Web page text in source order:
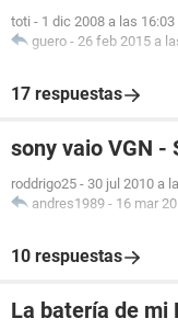
toti - 1 dic 2008 a las 16:03
guero - 26 feb 2015 a
17 respuestas
sony vaio VGN -
roddrigo25 - 30 jul 2010 a
andres1989 - 16 mar
10 respuestas
La batería de mi